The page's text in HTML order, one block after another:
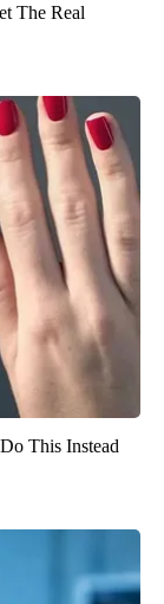
The Real
This Instead